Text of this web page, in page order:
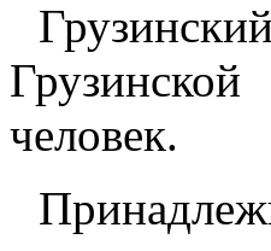
человек.